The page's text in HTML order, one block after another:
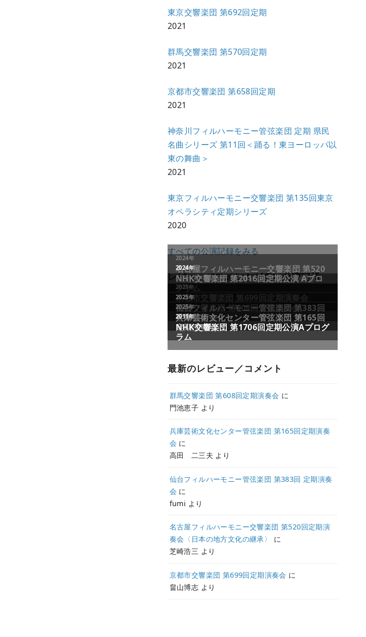
東京交響楽団 第692回定期
2021
群馬交響楽団 第570回定期
2021
京都市交響楽団 第658回定期
2021
神奈川フィルハーモニー管弦楽団 定期 県民
名曲シリーズ 第11回＜踊る！東ヨーロッパ以
東の舞曲＞
2021
東京フィルハーモニー交響楽団 第135回東京
オペラシティ定期シリーズ
2020
すべての公演記録をみる
レビュー／コメントが多い公演記録
最新のレビュー／コメント
群馬交響楽団 第608回定期演奏会 に
門池恵子 より
兵庫芸術文化センター管弦楽団 第165回定期演奏
会 に
高田 二三夫 より
仙台フィルハーモニー管弦楽団 第383回 定期演奏
会 に
fumi より
名古屋フィルハーモニー交響楽団 第520回定期演
奏会〈日本の地方文化の継承〉
に
芝崎浩三 より
京都市交響楽団 第699回定期演奏会 に
畠山博志 より